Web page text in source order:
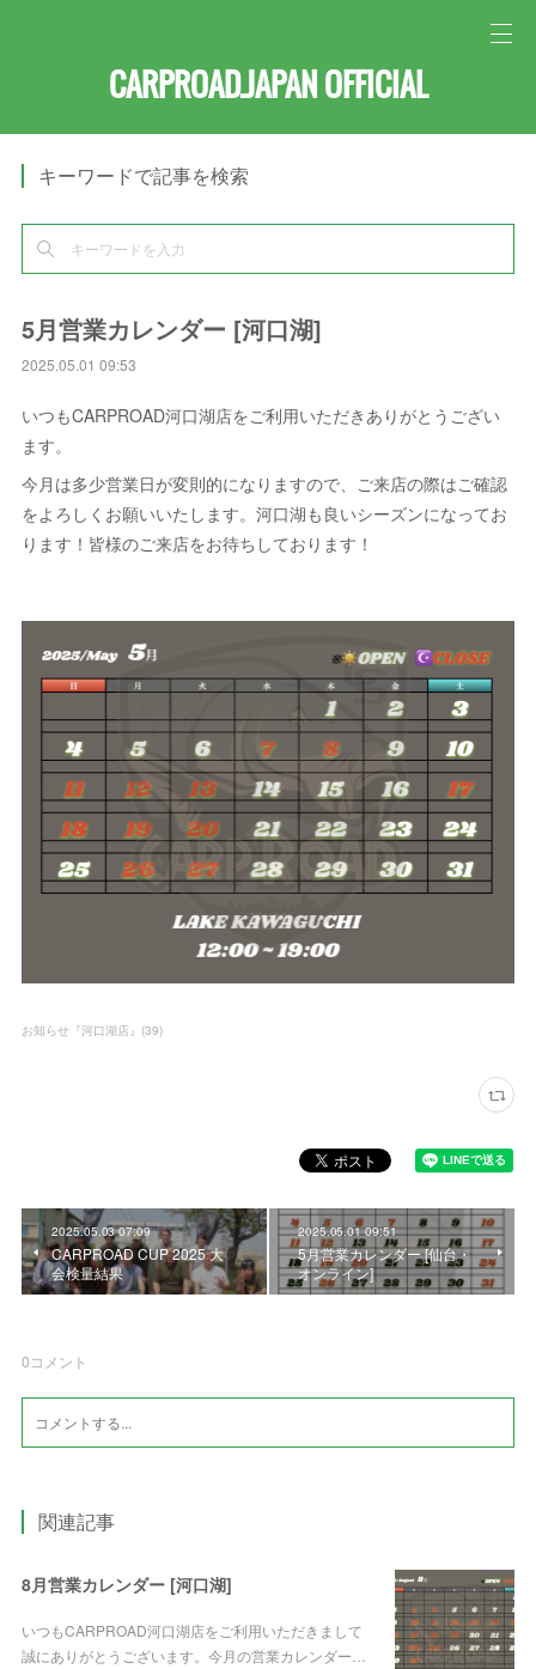
CARPROAD.JAPAN OFFICIAL
キーワードで記事を検索
5月営業カレンダー [河口湖]
2025.05.01 09:53
いつもCARPROAD河口湖店をご利用いただきありがとうござい
ます。
今月は多少営業日が変則的になりますので、ご来店の際はご確認
をよろしくお願いいたします。河口湖も良いシーズンになってお
ります！皆様のご来店をお待ちしております！
お知らせ『河口湖店』 (39)
2025.05.03 07:09
CARPROAD CUP 2025 大
会検量結果
2025.05.01 09:51
5月営業カレンダー [仙台・
オンライン]
0コメント
関連記事
8月営業カレンダー [河口湖]
いつもCARPROAD河口湖店をご利用いただきまして
誠にありがとうございます。今月の営業カレンダー…